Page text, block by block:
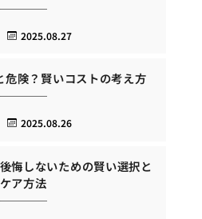
2025.08.27
危険？賢いコストの考え方
2025.08.26
悔しないための賢い選択と
ケア方法